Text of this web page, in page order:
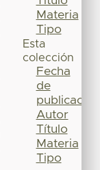
Materia
Tipo
Esta
colección
Fecha
de
publicación
Autor
Título
Materia
Tipo